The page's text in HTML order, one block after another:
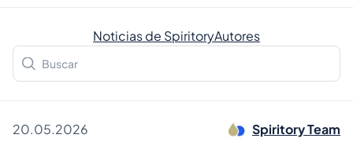
Noticias de SpiritoryAutores
20.05.2026 Spiritory Team